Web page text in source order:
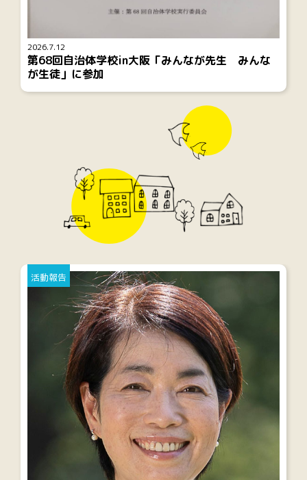
2026.7.12
第68回自治体学校in大阪「みんなが先生 みんな
が生徒」に参加
活動報告